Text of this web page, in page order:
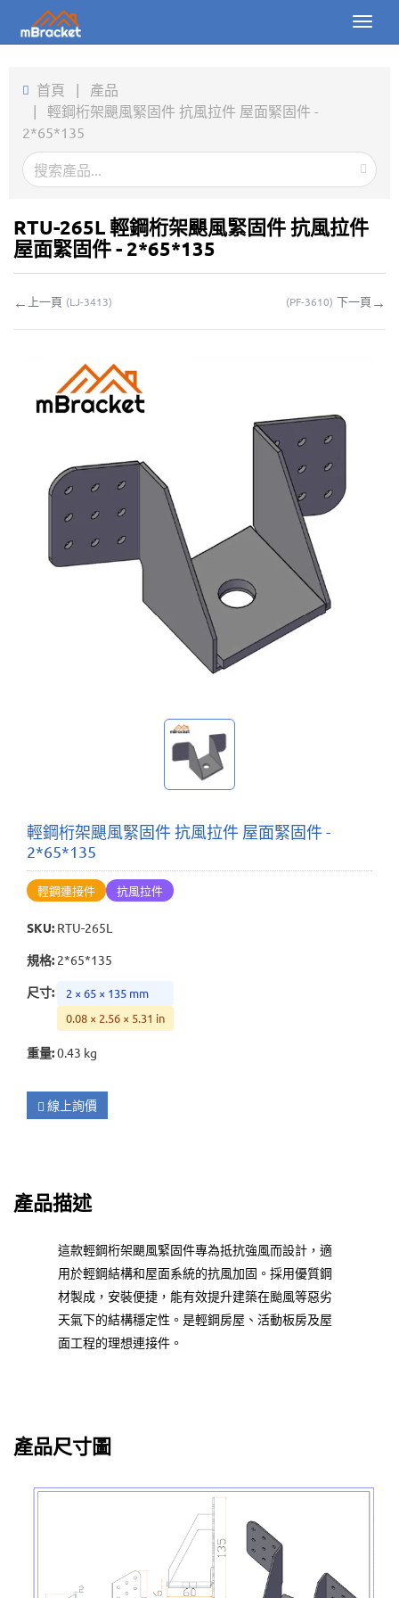
Toggle
產品
新聞
關於我們
下載
線上詢價
我的詢價
🌐 Language▼
首頁 | 產品
| 輕鋼桁架颶風緊固件 抗風拉件 屋面緊固件 -
2*65*135
RTU-265L 輕鋼桁架颶風緊固件 抗風拉件
屋面緊固件 - 2*65*135
← 上一頁 (LJ-3413) (PF-3610) 下一頁 →
輕鋼桁架颶風緊固件 抗風拉件 屋面緊固件 -
2*65*135
輕鋼連接件 抗風拉件
SKU: RTU-265L
規格: 2*65*135
尺寸:
2 × 65 × 135 mm
0.08 × 2.56 × 5.31 in
重量:0.43 kg
線上詢價
產品描述
這款輕鋼桁架颶風緊固件專為抵抗強風而設計，適
用於輕鋼結構和屋面系統的抗風加固。採用優質鋼
材製成，安裝便捷，能有效提升建築在颱風等惡劣
天氣下的結構穩定性。是輕鋼房屋、活動板房及屋
面工程的理想連接件。
產品尺寸圖